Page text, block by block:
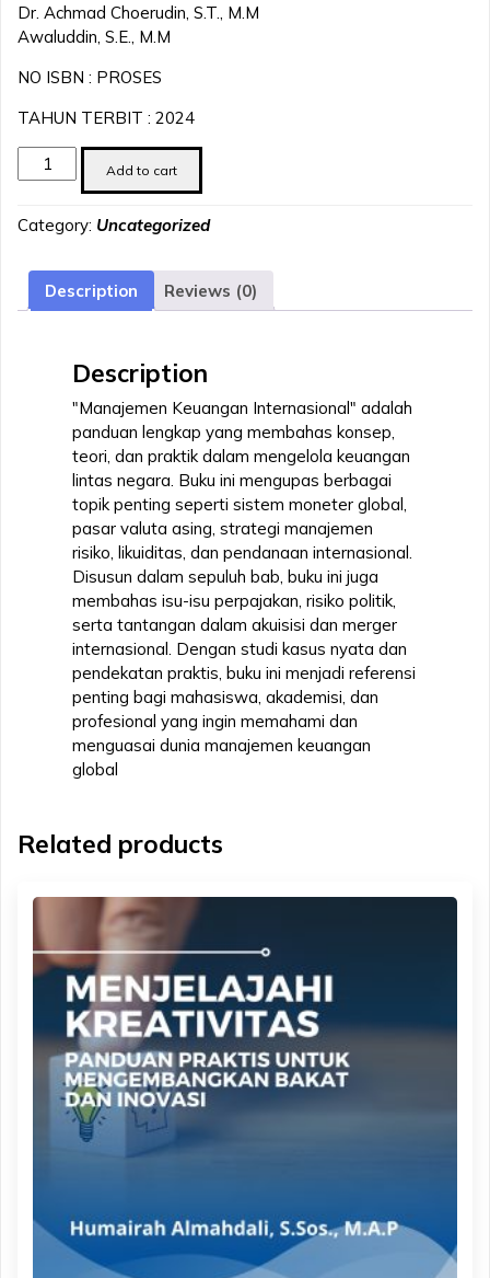
Dr. Achmad Choerudin, S.T., M.M
Awaluddin, S.E., M.M
NO ISBN : PROSES
TAHUN TERBIT : 2024
Manajemen
Keuangan
quantity
Add to cart
Category: Uncategorized
Description Reviews (0)
Description
"Manajemen Keuangan Internasional" adalah
panduan lengkap yang membahas konsep,
teori, dan praktik dalam mengelola keuangan
lintas negara. Buku ini mengupas berbagai
topik penting seperti sistem moneter global,
pasar valuta asing, strategi manajemen
risiko, likuiditas, dan pendanaan internasional.
Disusun dalam sepuluh bab, buku ini juga
membahas isu-isu perpajakan, risiko politik,
serta tantangan dalam akuisisi dan merger
internasional. Dengan studi kasus nyata dan
pendekatan praktis, buku ini menjadi referensi
penting bagi mahasiswa, akademisi, dan
profesional yang ingin memahami dan
menguasai dunia manajemen keuangan
global
Related products